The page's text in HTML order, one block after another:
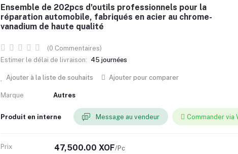
Ensemble de 202pcs d'outils professionnels pour la
réparation automobile, fabriqués en acier au chrome-
vanadium de haute qualité
(0 Commentaires)
Estimer le délai de livraison: 45 journées
Ajouter à la liste de souhaits Ajouter pour comparer
Marque Autres
Produit en interne Message au vendeur Commander via
Prix 47,500.00 XOF/Pc